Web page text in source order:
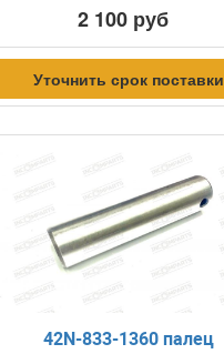
2 100 руб
Уточнить срок поставки
42N-833-1360 палец